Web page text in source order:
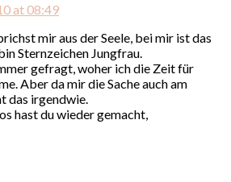
at 08:49
mir aus der Seele, bei mir ist das
Sternzeichen Jungfrau.
gefragt, woher ich die Zeit für
Aber da mir die Sache auch am
das irgendwie.
hast du wieder gemacht,